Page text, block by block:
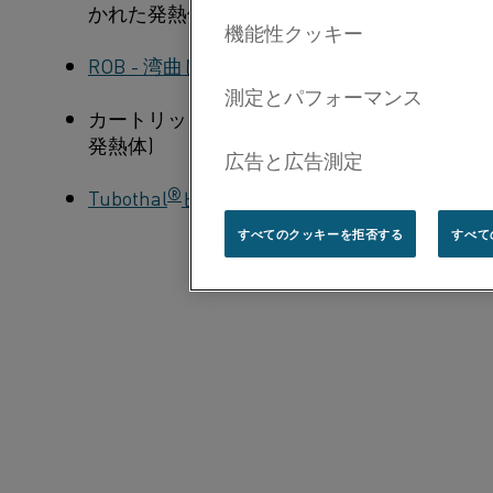
あ
り
ま
す
か？
かれた発熱体)
ROB - 湾曲した発熱体
カートリッジ状の発熱体(棒束状やケージ状の
発熱体)
Tubothal®ヒーター
すべてのクッキーを拒否する すべて